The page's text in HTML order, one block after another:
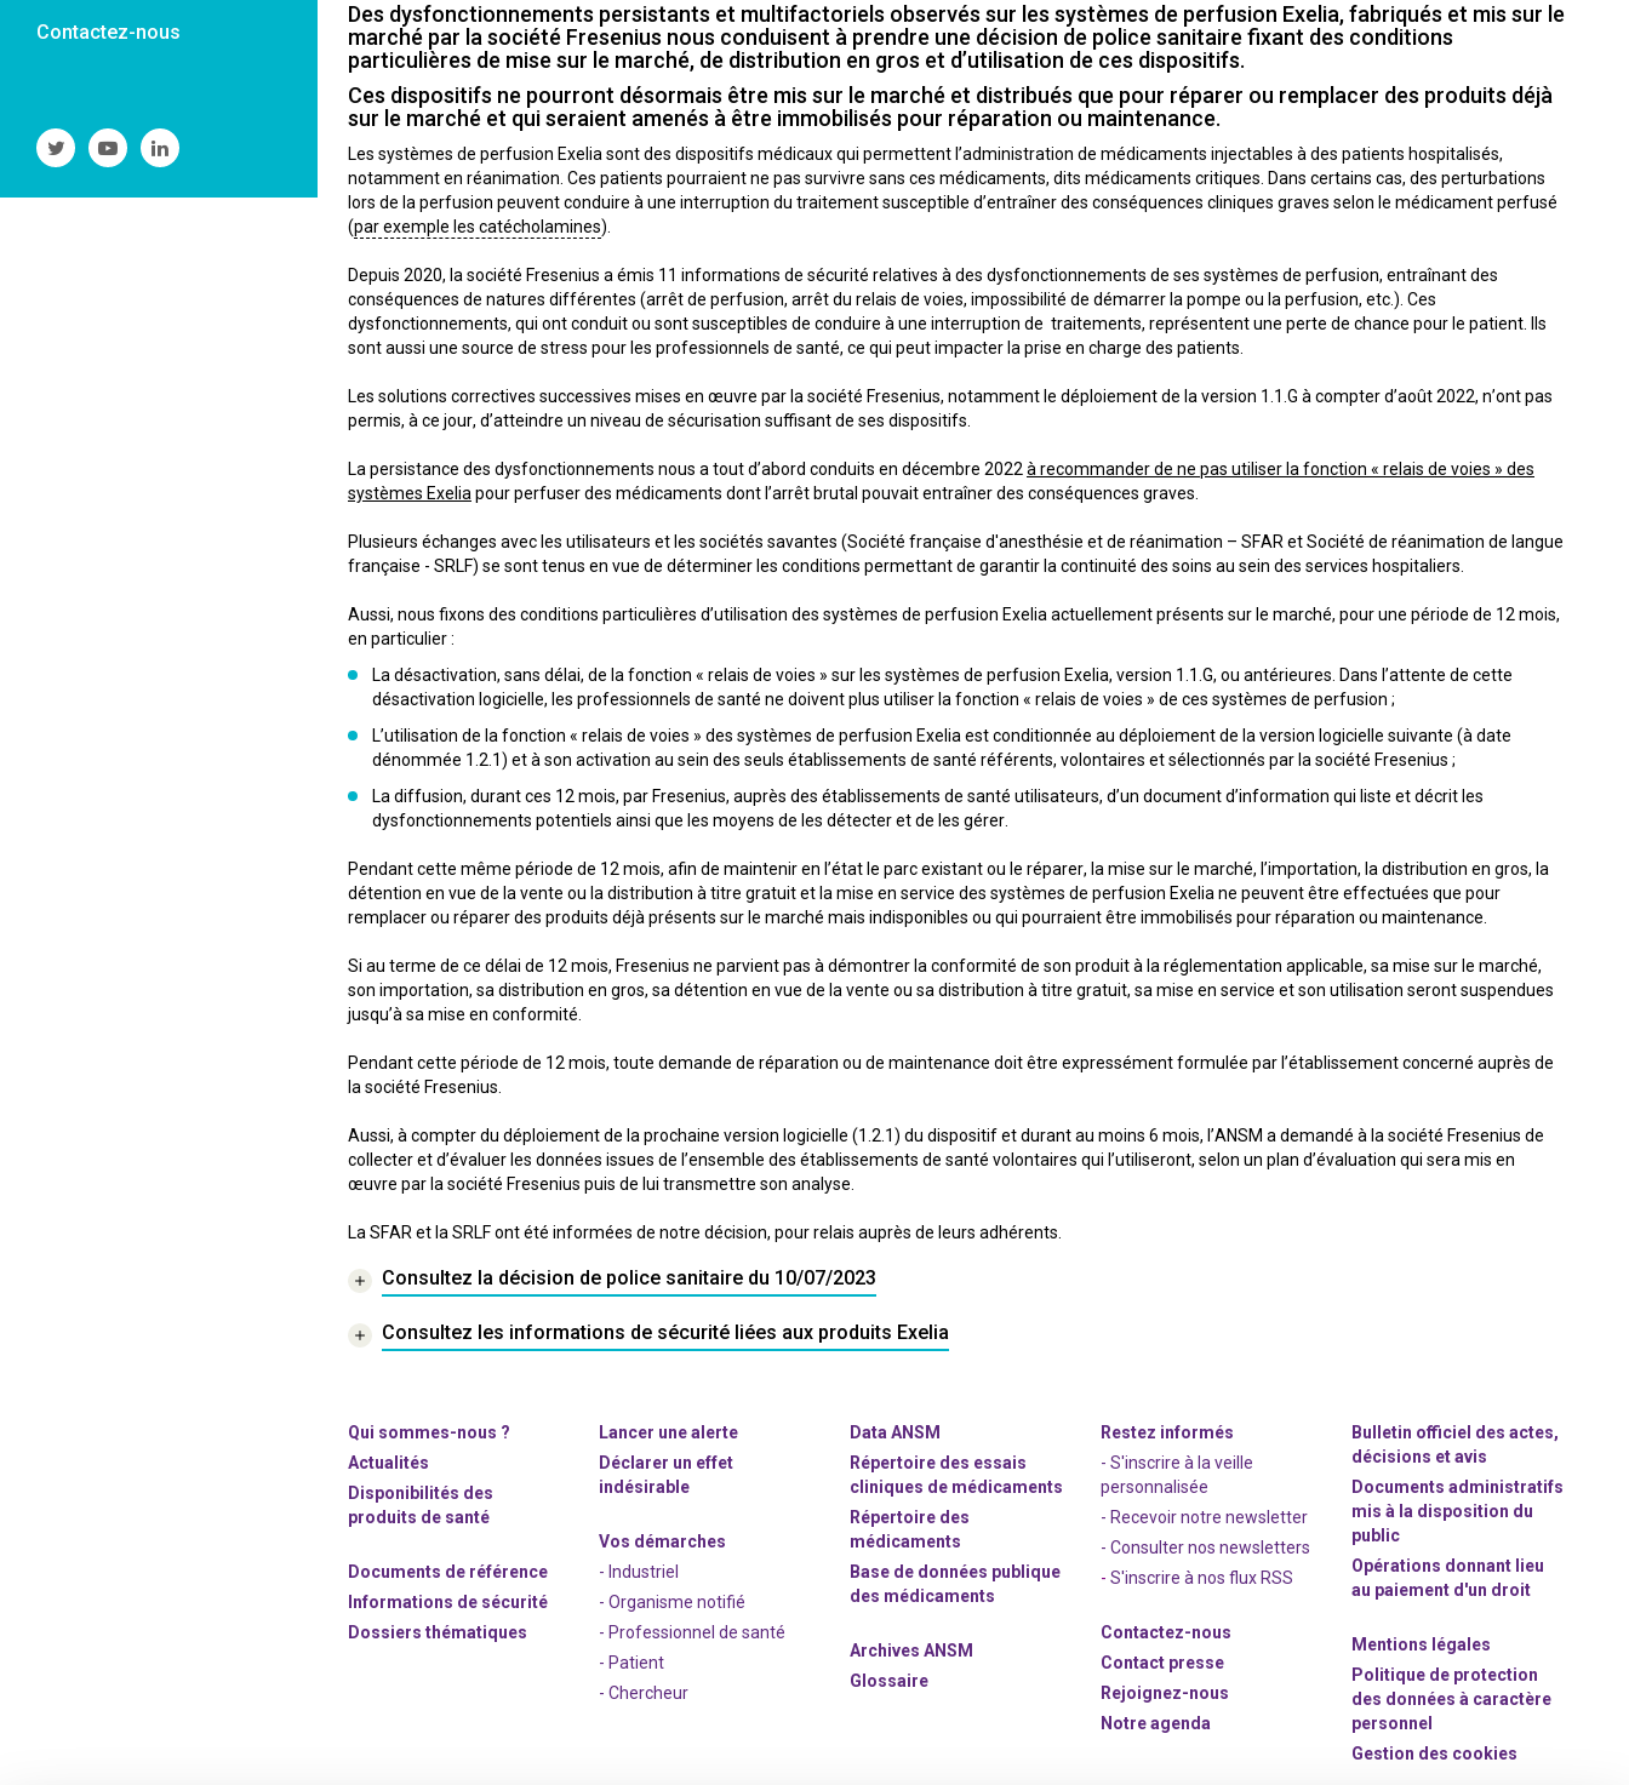
Contactez-nous
Suivre
l'ANSM
Twitter
Suivre
l'ANSM
Youtube
Suivre
l'ANSM
Linkedin
Des dysfonctionnements persistants et multifactoriels observés sur les systèmes de perfusion Exelia, fabriqués et mis sur le
marché par la société Fresenius nous conduisent à prendre une décision de police sanitaire fixant des conditions
particulières de mise sur le marché, de distribution en gros et d’utilisation de ces dispositifs.
Ces dispositifs ne pourront désormais être mis sur le marché et distribués que pour réparer ou remplacer des produits déjà
sur le marché et qui seraient amenés à être immobilisés pour réparation ou maintenance.
Les systèmes de perfusion Exelia sont des dispositifs médicaux qui permettent l’administration de médicaments injectables à des patients hospitalisés,
notamment en réanimation. Ces patients pourraient ne pas survivre sans ces médicaments, dits médicaments critiques. Dans certains cas, des perturbations
lors de la perfusion peuvent conduire à une interruption du traitement susceptible d’entraîner des conséquences cliniques graves selon le médicament perfusé
(par exemple les catécholamines).
Depuis 2020, la société Fresenius a émis 11 informations de sécurité relatives à des dysfonctionnements de ses systèmes de perfusion, entraînant des
conséquences de natures différentes (arrêt de perfusion, arrêt du relais de voies, impossibilité de démarrer la pompe ou la perfusion, etc.). Ces
dysfonctionnements, qui ont conduit ou sont susceptibles de conduire à une interruption de traitements, représentent une perte de chance pour le patient. Ils
sont aussi une source de stress pour les professionnels de santé, ce qui peut impacter la prise en charge des patients.
Les solutions correctives successives mises en œuvre par la société Fresenius, notamment le déploiement de la version 1.1.G à compter d’août 2022, n’ont pas
permis, à ce jour, d’atteindre un niveau de sécurisation suffisant de ses dispositifs.
La persistance des dysfonctionnements nous a tout d’abord conduits en décembre 2022 à recommander de ne pas utiliser la fonction « relais de voies » des
systèmes Exelia pour perfuser des médicaments dont l’arrêt brutal pouvait entraîner des conséquences graves.
Plusieurs échanges avec les utilisateurs et les sociétés savantes (Société française d'anesthésie et de réanimation – SFAR et Société de réanimation de langue
française - SRLF) se sont tenus en vue de déterminer les conditions permettant de garantir la continuité des soins au sein des services hospitaliers.
Aussi, nous fixons des conditions particulières d’utilisation des systèmes de perfusion Exelia actuellement présents sur le marché, pour une période de 12 mois,
en particulier :
La désactivation, sans délai, de la fonction « relais de voies » sur les systèmes de perfusion Exelia, version 1.1.G, ou antérieures. Dans l’attente de cette
désactivation logicielle, les professionnels de santé ne doivent plus utiliser la fonction « relais de voies » de ces systèmes de perfusion ;
L’utilisation de la fonction « relais de voies » des systèmes de perfusion Exelia est conditionnée au déploiement de la version logicielle suivante (à date
dénommée 1.2.1) et à son activation au sein des seuls établissements de santé référents, volontaires et sélectionnés par la société Fresenius ;
La diffusion, durant ces 12 mois, par Fresenius, auprès des établissements de santé utilisateurs, d’un document d’information qui liste et décrit les
dysfonctionnements potentiels ainsi que les moyens de les détecter et de les gérer.
Pendant cette même période de 12 mois, afin de maintenir en l’état le parc existant ou le réparer, la mise sur le marché, l’importation, la distribution en gros, la
détention en vue de la vente ou la distribution à titre gratuit et la mise en service des systèmes de perfusion Exelia ne peuvent être effectuées que pour
remplacer ou réparer des produits déjà présents sur le marché mais indisponibles ou qui pourraient être immobilisés pour réparation ou maintenance.
Si au terme de ce délai de 12 mois, Fresenius ne parvient pas à démontrer la conformité de son produit à la réglementation applicable, sa mise sur le marché,
son importation, sa distribution en gros, sa détention en vue de la vente ou sa distribution à titre gratuit, sa mise en service et son utilisation seront suspendues
jusqu’à sa mise en conformité.
Pendant cette période de 12 mois, toute demande de réparation ou de maintenance doit être expressément formulée par l’établissement concerné auprès de
la société Fresenius.
Aussi, à compter du déploiement de la prochaine version logicielle (1.2.1) du dispositif et durant au moins 6 mois, l’ANSM a demandé à la société Fresenius de
collecter et d’évaluer les données issues de l’ensemble des établissements de santé volontaires qui l’utiliseront, selon un plan d’évaluation qui sera mis en
œuvre par la société Fresenius puis de lui transmettre son analyse.
La SFAR et la SRLF ont été informées de notre décision, pour relais auprès de leurs adhérents.
Consultez la décision de police sanitaire du 10/07/2023
Consultez les informations de sécurité liées aux produits Exelia
Qui sommes-nous ?
Actualités
Disponibilités des
produits de santé
Documents de référence
Informations de sécurité
Dossiers thématiques
Lancer une alerte
Déclarer un effet
indésirable
Vos démarches
- Industriel
- Organisme notifié
- Professionnel de santé
- Patient
- Chercheur
Data ANSM
Répertoire des essais
cliniques de médicaments
Répertoire des
médicaments
Base de données publique
des médicaments
Archives ANSM
Glossaire
Restez informés
- S'inscrire à la veille
personnalisée
- Recevoir notre newsletter
- Consulter nos newsletters
-S'inscrire à nos flux RSS
Contactez-nous
Contact presse
Rejoignez-nous
Notre agenda
Bulletin officiel des actes,
décisions et avis
Documents administratifs
mis à la disposition du
public
Opérations donnant lieu
au paiement d'un droit
Mentions légales
Politique de protection
des données à caractère
personnel
Gestion des cookies